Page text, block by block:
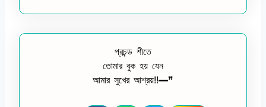
প্রচন্ড শীতে
তোমার বুক হয় যেন
আমার সুখের আশ্রয়!!━❞